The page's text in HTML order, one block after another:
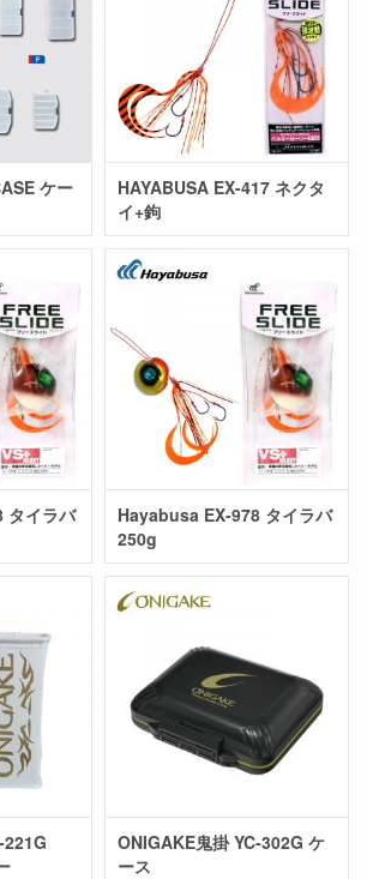
ケー
HAYABUSA EX-417 ネクタ
イ+鉤
タイラバ
Hayabusa EX-978 タイラバ
250g
ONIGAKE鬼掛 YC-302G ケ
ース